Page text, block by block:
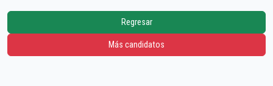
Regresar
Más candidatos